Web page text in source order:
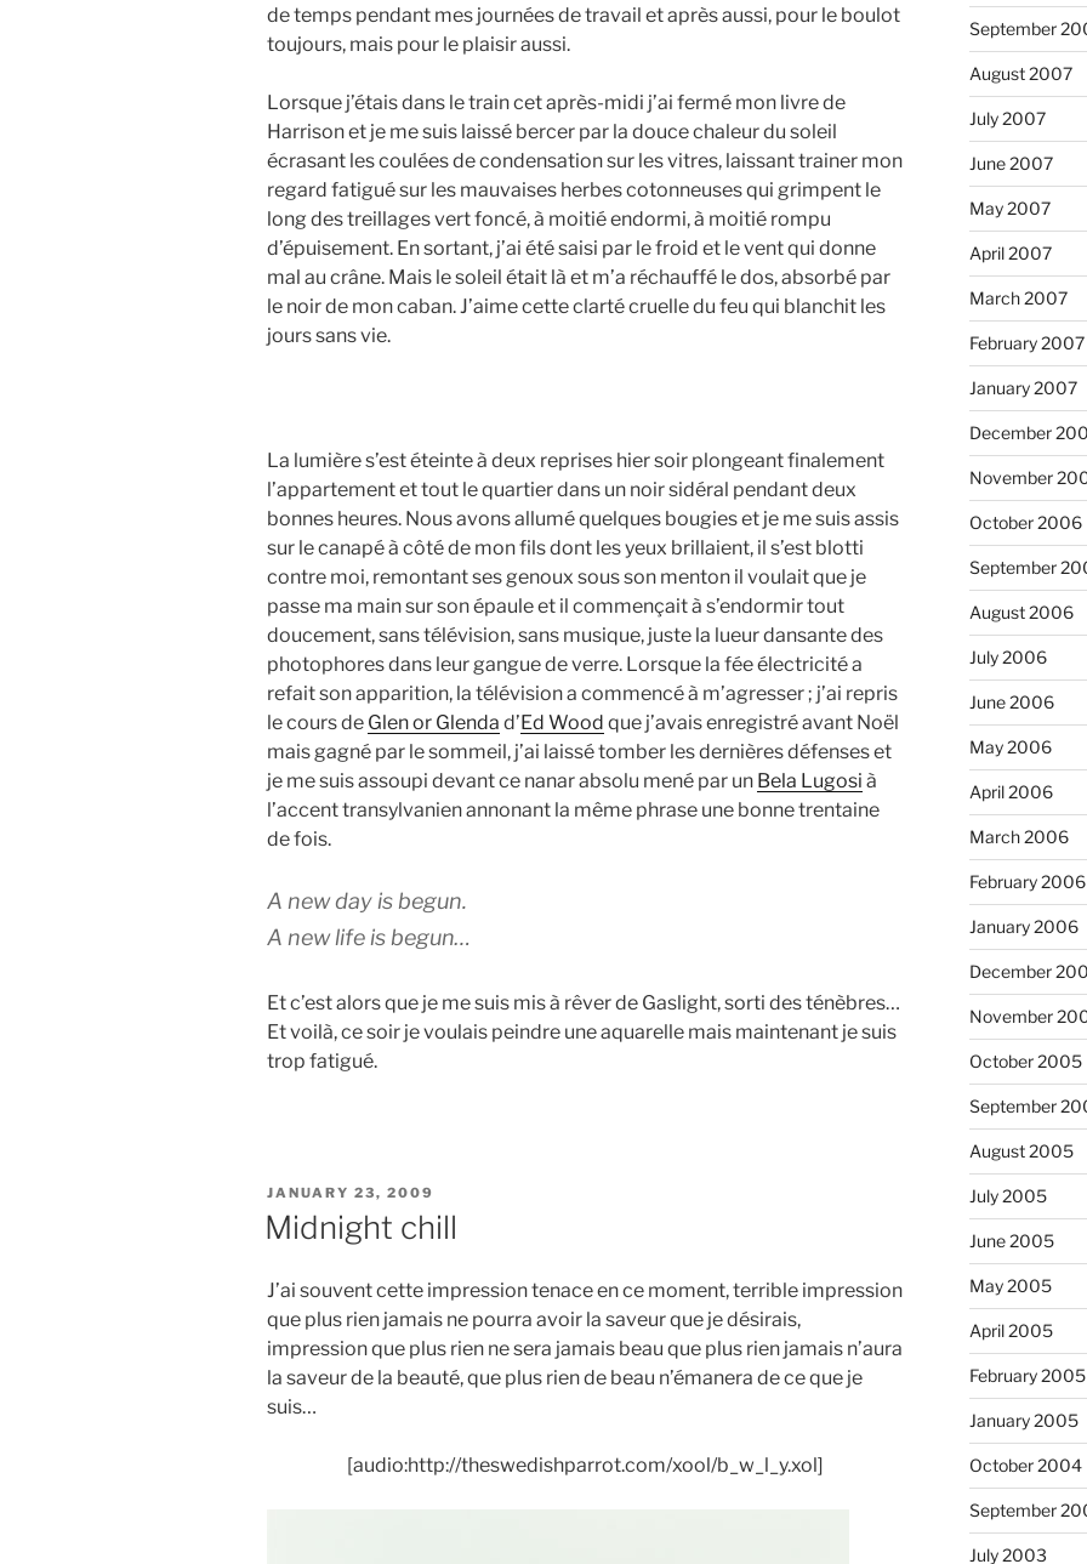
de temps pendant mes journées de travail et après aussi, pour le boulot
toujours, mais pour le plaisir aussi.
Lorsque j’étais dans le train cet après-midi j’ai fermé mon livre de
Harrison et je me suis laissé bercer par la douce chaleur du soleil
écrasant les coulées de condensation sur les vitres, laissant trainer mon
regard fatigué sur les mauvaises herbes cotonneuses qui grimpent le
long des treillages vert foncé, à moitié endormi, à moitié rompu
d’épuisement. En sortant, j’ai été saisi par le froid et le vent qui donne
mal au crâne. Mais le soleil était là et m’a réchauffé le dos, absorbé par
le noir de mon caban. J’aime cette clarté cruelle du feu qui blanchit les
jours sans vie.
La lumière s’est éteinte à deux reprises hier soir plongeant finalement
l’appartement et tout le quartier dans un noir sidéral pendant deux
bonnes heures. Nous avons allumé quelques bougies et je me suis assis
sur le canapé à côté de mon fils dont les yeux brillaient, il s’est blotti
contre moi, remontant ses genoux sous son menton il voulait que je
passe ma main sur son épaule et il commençait à s’endormir tout
doucement, sans télévision, sans musique, juste la lueur dansante des
photophores dans leur gangue de verre. Lorsque la fée électricité a
refait son apparition, la télévision a commencé à m’agresser ; j’ai repris
le cours de Glen or Glenda d’Ed Wood que j’avais enregistré avant Noël
mais gagné par le sommeil, j’ai laissé tomber les dernières défenses et
je me suis assoupi devant ce nanar absolu mené par un Bela Lugosi à
l’accent transylvanien annonant la même phrase une bonne trentaine
de fois.
A new day is begun.
A new life is begun…
Et c’est alors que je me suis mis à rêver de Gaslight, sorti des ténèbres…
Et voilà, ce soir je voulais peindre une aquarelle mais maintenant je suis
trop fatigué.
POSTED
JANUARY 23, 2009
Midnight chill
J’ai souvent cette impression tenace en ce moment, terrible impression
que plus rien jamais ne pourra avoir la saveur que je désirais,
impression que plus rien ne sera jamais beau que plus rien jamais n’aura
la saveur de la beauté, que plus rien de beau n’émanera de ce que je
suis…
[audio:http://theswedishparrot.com/xool/b_w_l_y.xol]
September
August 2007
July 2007
June 2007
May 2007
April 2007
March 2007
February 2007
January 2007
December
November
October 2006
September
August 2006
July 2006
June 2006
May 2006
April 2006
March 2006
February 2006
January 2006
December
November
October 2005
September
August 2005
July 2005
June 2005
May 2005
April 2005
February 2005
January 2005
October 2004
September
July 2003